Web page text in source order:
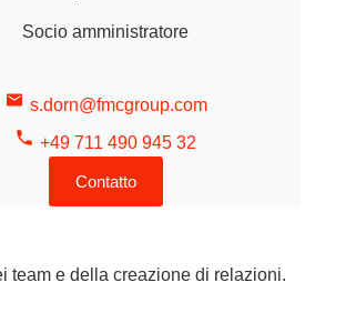
Socio amministratore
s.dorn@fmcgroup.com
+49 711 490 945 32
Contatto
team e della creazione di relazioni.